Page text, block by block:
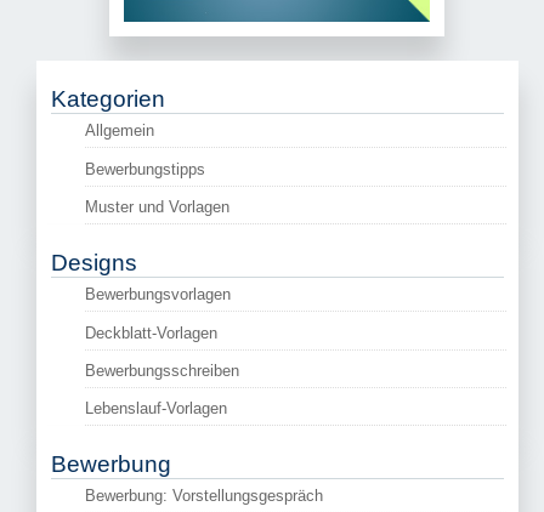
Kategorien
Allgemein
Bewerbungstipps
Muster und Vorlagen
Designs
Bewerbungsvorlagen
Deckblatt-Vorlagen
Bewerbungsschreiben
Lebenslauf-Vorlagen
Bewerbung
Bewerbung: Vorstellungsgespräch